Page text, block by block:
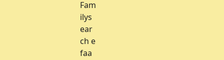
Fam
ilys
ear
ch e
faa